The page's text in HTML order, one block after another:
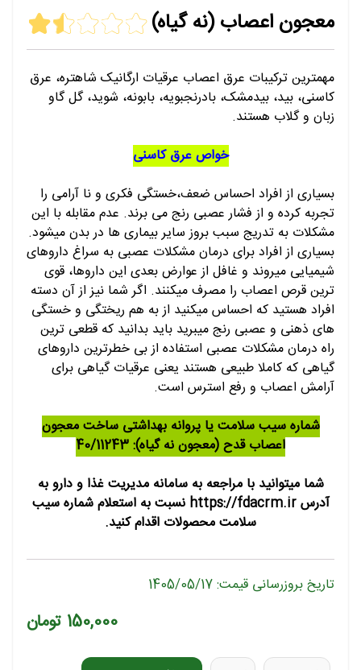
معجون اعصاب (نه گیاه)
مهمترین ترکیبات عرق اعصاب عرقیات ارگانیک شاهتره، عرق
کاسنی، بید، بیدمشک، بادرنجبویه، بابونه، شوید، گل گاو
زبان و گلاب هستند.
خواص عرق کاسنی
بسیاری از افراد احساس ضعف،خستگی فکری و نا آرامی را
تجربه کرده و از فشار عصبی رنج می برند. عدم مقابله با این
مشکلات به تدریج سبب بروز سایر بیماری ها در بدن میشود.
بسیاری از افراد برای درمان مشکلات عصبی به سراغ داروهای
شیمیایی میروند و غافل از عوارض بعدی این داروها، قوی
ترین قرص اعصاب را مصرف میکنند. اگر شما نیز از آن دسته
افراد هستید که احساس میکنید از به هم ریختگی و خستگی
های ذهنی و عصبی رنج میبرید باید بدانید که قطعی ترین
راه درمان مشکلات عصبی استفاده از بی خطرترین داروهای
گیاهی که کاملا طبیعی هستند یعنی عرقیات گیاهی برای
آرامش اعصاب و رفع استرس است.
شماره سیب سلامت یا پروانه بهداشتی ساخت معجون
اعصاب قدح (معجون نه گیاه): 40/11243
شما میتوانید با مراجعه به سامانه مدیریت غذا و دارو به
آدرس https://fdacrm.ir نسبت به استعلام شماره سیب
سلامت محصولات اقدام کنید.
تاریخ بروزرسانی قیمت: 1405/05/17
150,000 تومان